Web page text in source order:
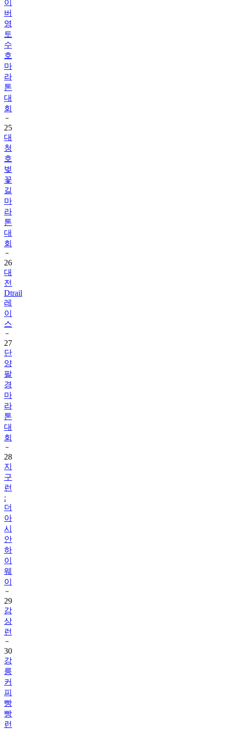
이
버
영
토
수
호
마
라
톤
대
회
25
대
청
호
벚
꽃
길
마
라
톤
대
회
26
대
전
Dtrail
레
이
스
27
단
양
팔
경
마
라
톤
대
회
28
지
구
런
:
더
아
시
안
하
이
웨
이
29
감
상
런
30
강
릉
커
피
빵
빵
런